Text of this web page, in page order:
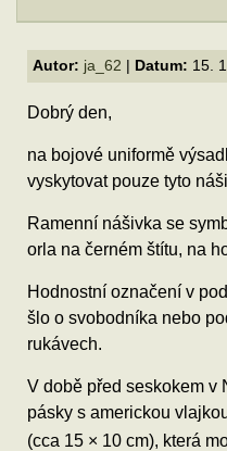
Autor: ja_62 Datum: 15.
Dobrý den,
na bojové uniformě
vyskytovat pouze tyto
Ramenní nášivka se
orla na černém štítu, na
Hodnostní označení v
šlo o svobodníka nebo
rukávech.
V době před seskokem v
pásky s americkou
(cca 15 × 10 cm), která